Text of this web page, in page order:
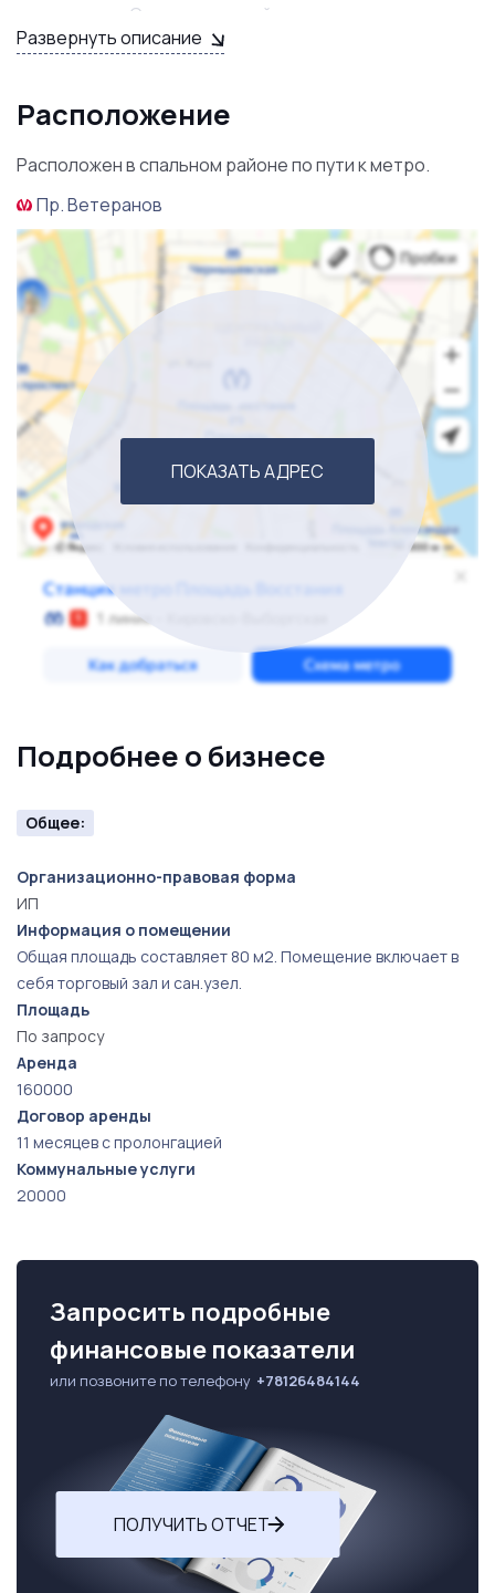
стеллажами. Сделан хороший ремонт.
Чистая прибыль 300 000 рублей/месяц.
Подтверждается кассовой отчетностью.
Зарплатный фонд 180 000 руб/мес.
В стоимость продажи входят материальные активы
на 600 000 руб, товарный остаток на сумму 800 000
руб. (закуп), отметки на картах (Яндекс, 2ГИС).
Имеется согласованная большая яркая вывеска с
подсветкой, привлекающая клиентов. Налажены
связи с поставщиками.
Остались вопросы или хотите посмотреть бизнес?
ЗВОНИТЕ!
Развернуть описание
Расположение
Расположен в спальном районе по пути к метро.
Пр. Ветеранов
ПОКАЗАТЬ АДРЕС
Подробнее о бизнесе
Общее:
Организационно-правовая форма
ИП
Информация о помещении
Общая площадь составляет 80 м2. Помещение включает в
себя торговый зал и сан.узел.
Площадь
По запросу
Аренда
160000
Договор аренды
11 месяцев с пролонгацией
Коммунальные услуги
20000
Запросить подробные
финансовые показатели
или позвоните по телефону +78126484144
ПОЛУЧИТЬ ОТЧЕТ